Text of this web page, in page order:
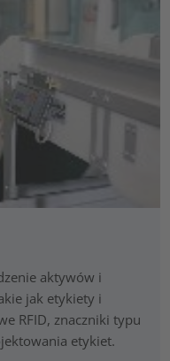
aktywów i
jak etykiety i
RFID, znaczniki typu
etykiet.